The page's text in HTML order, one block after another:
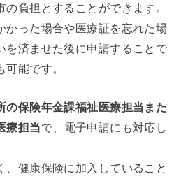
負担とすることができます。
かった場合や医療証を忘れた場
を済ませた後に申請することで
能です。
の保険年金課福祉医療担当また
療担当で、電子申請にも対応し
、健康保険に加入していること